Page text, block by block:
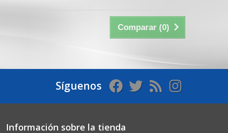
Comparar (0)
Síguenos
Información sobre la tienda